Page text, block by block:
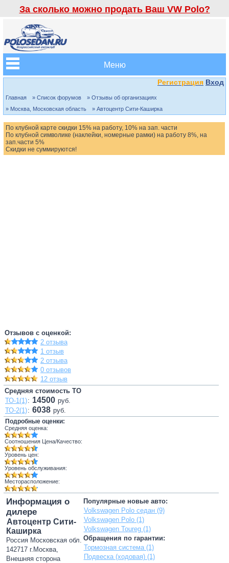
За сколько можно продать Ваш VW Polo?
Меню
Регистрация Вход
Главная » Список форумов
» Отзывы об организациях
» Москва, Московская область
» Автоцентр Сити-Каширка
По клубной карте скидки 15% на работу, 10% на зап. части
По клубной символике (наклейки, номерные рамки) на работу 8%, на
зап.части 5%
Скидки не суммируются!
Отзывов с оценкой:
2 отзыва
1 отзыв
2 отзыва
0 отзывов
12 отзыв
Средняя стоимость ТО
ТО-1(1): 14500 руб.
ТО-2(1): 6038 руб.
Подробные оценки:
Средняя оценка:
Соотношения Цена/Качество:
Уровень цен:
Уровень обслуживания:
Месторасположение:
Популярные новые авто:
Volkswagen Polo седан (9)
Volkswagen Polo (1)
Volkswagen Toureg (1)
Обращения по гарантии:
Тормозная система (1)
Подвеска (ходовая) (1)
Информация о
дилере
Автоцентр Сити-
Каширка
Россия Московская обл.
142717 г.Москва,
Внешняя сторона